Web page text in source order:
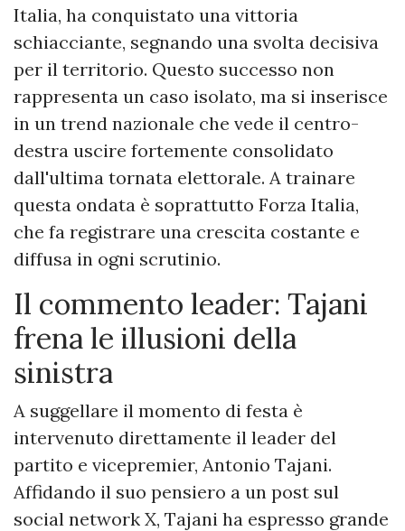
Italia, ha conquistato una vittoria
schiacciante, segnando una svolta decisiva
per il territorio. Questo successo non
rappresenta un caso isolato, ma si inserisce
in un trend nazionale che vede il centro-
destra uscire fortemente consolidato
dall'ultima tornata elettorale. A trainare
questa ondata è soprattutto Forza Italia,
che fa registrare una crescita costante e
diffusa in ogni scrutinio.
Il commento leader: Tajani
frena le illusioni della
sinistra
A suggellare il momento di festa è
intervenuto direttamente il leader del
partito e vicepremier, Antonio Tajani.
Affidando il suo pensiero a un post sul
social network X, Tajani ha espresso grande